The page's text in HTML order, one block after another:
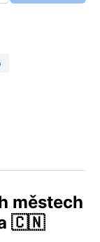
zimu
proniká do
do září.
na jaře
kdy
je
mlha,
do
v létě, ale
městech
🇨🇳